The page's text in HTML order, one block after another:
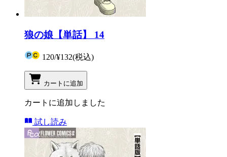
狼の娘【単話】 14
120/¥132(税込)
カートに追加
カートに追加しました
試し読み